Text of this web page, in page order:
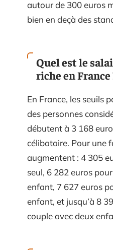
autour de 300 euros
bien en deçà des
Quel est le
riche en France
En France, les seuils
des personnes
débutent à 3 168
célibataire. Pour une
augmentent : 4 305
seul, 6 282 euros
enfant, 7 627 euros
enfant, et jusqu’à 8
couple avec deux